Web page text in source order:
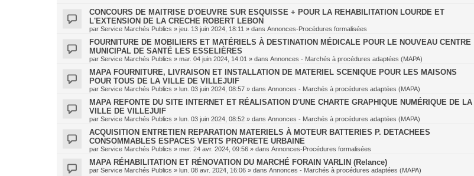
CONCOURS DE MAITRISE D'OEUVRE SUR ESQUISSE + POUR LA REHABILITATION LOURDE ET
L'EXTENSION DE LA CRECHE ROBERT LEBON
par Service Marchés Publics » jeu. 13 juin 2024, 18:11 » dans Annonces-Procédures formalisées
FOURNITURE DE MOBILIERS ET MATÉRIELS À DESTINATION MÉDICALE POUR LE NOUVEAU CENTRE
MUNICIPAL DE SANTÉ LES ESSELIÈRES
par Service Marchés Publics » mar. 04 juin 2024, 14:01 » dans Annonces - Marchés à procédures adaptées (MAPA)
MAPA FOURNITURE, LIVRAISON ET INSTALLATION DE MATERIEL SCENIQUE POUR LES MAISONS
POUR TOUS DE LA VILLE DE VILLEJUIF
par Service Marchés Publics » lun. 03 juin 2024, 08:57 » dans Annonces - Marchés à procédures adaptées (MAPA)
MAPA REFONTE DU SITE INTERNET ET RÉALISATION D'UNE CHARTE GRAPHIQUE NUMÉRIQUE DE LA
VILLE DE VILLEJUIF
par Service Marchés Publics » lun. 03 juin 2024, 08:52 » dans Annonces - Marchés à procédures adaptées (MAPA)
ACQUISITION ENTRETIEN REPARATION MATERIELS À MOTEUR BATTERIES P. DETACHEES
CONSOMMABLES ESPACES VERTS PROPRETE URBAINE
par Service Marchés Publics » mer. 24 avr. 2024, 09:56 » dans Annonces-Procédures formalisées
MAPA RÉHABILITATION ET RÉNOVATION DU MARCHÉ FORAIN VARLIN (Relance)
par Service Marchés Publics » lun. 08 avr. 2024, 16:06 » dans Annonces - Marchés à procédures adaptées (MAPA)